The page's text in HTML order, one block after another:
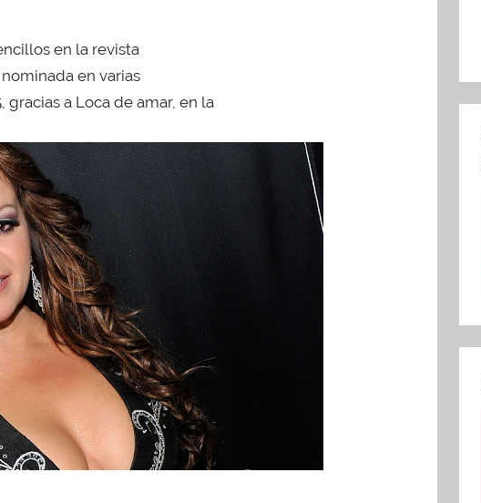
en la revista
en varias
a Loca de amar, en la